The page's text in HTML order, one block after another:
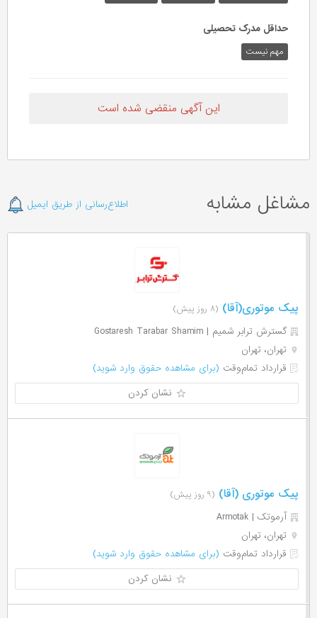
حداقل مدرک تحصیلی
مهم نیست
این آگهی منقضی شده است
مشاغل مشابه اطلاع‌رسانی از طریق ایمیل
پیک موتوری(آقا) (۸ روز پیش)
گسترش ترابر شمیم | Gostaresh Tarabar Shamim
تهران، تهران
قرارداد تمام‌وقت (برای مشاهده حقوق وارد شوید)
نشان کردن
پیک موتوری (آقا) (۹ روز پیش)
آرموتک | Armotak
تهران، تهران
قرارداد تمام‌وقت (برای مشاهده حقوق وارد شوید)
نشان کردن